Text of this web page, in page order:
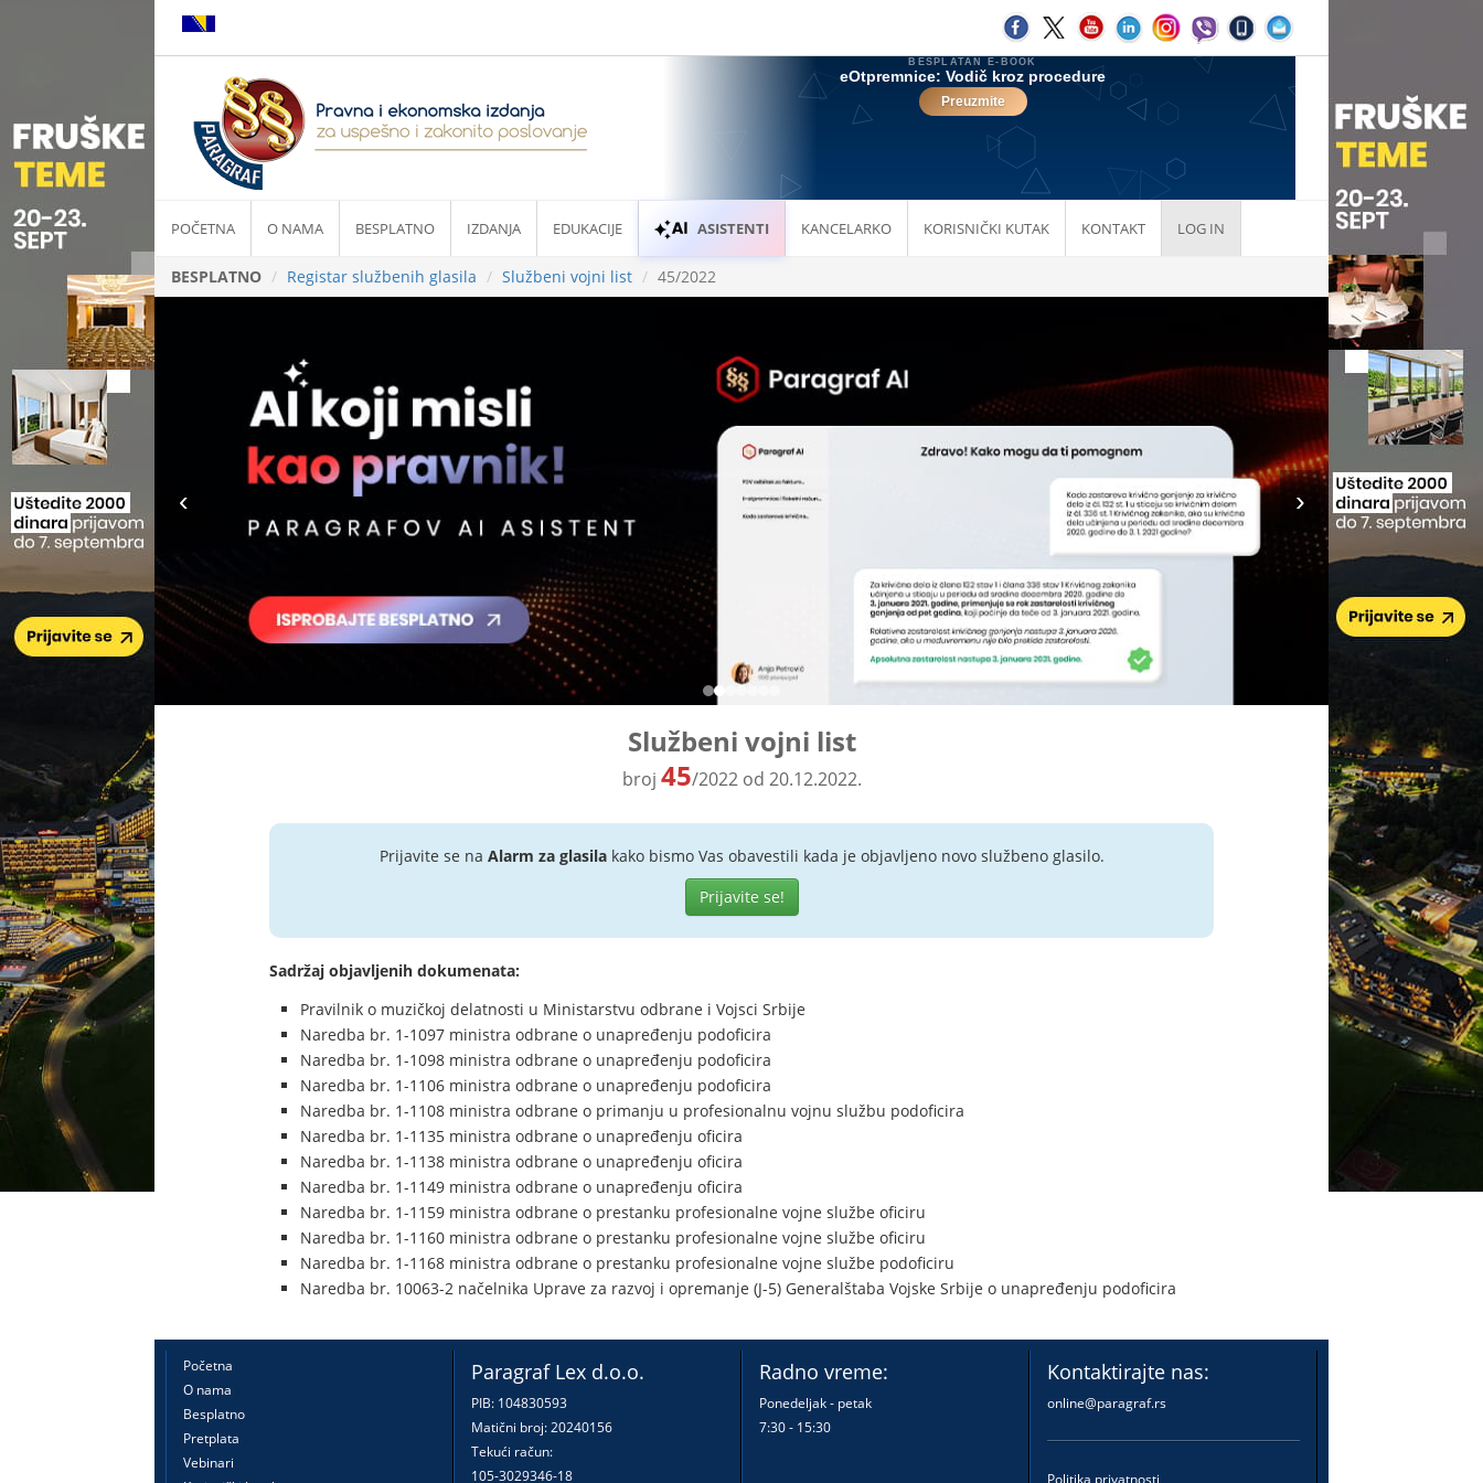
POČETNA O NAMA BESPLATNO IZDANJA EDUKACIJE ASISTENTI KANCELARKO KORISNIČKI KUTAK KONTAKT LOG IN
BESPLATNO Registar službenih glasila Službeni vojni list 45/2022
Službeni vojni list
broj 45/2022 od 20.12.2022.
Prijavite se na Alarm za glasilakako bismo Vas obavestili kada je objavljeno novo službeno glasilo.
Prijavite se!
Sadržaj objavljenih dokumenata:
Pravilnik o muzičkoj delatnosti u Ministarstvu odbrane i Vojsci Srbije
Naredba br. 1-1097 ministra odbrane o unapređenju podoficira
Naredba br. 1-1098 ministra odbrane o unapređenju podoficira
Naredba br. 1-1106 ministra odbrane o unapređenju podoficira
Naredba br. 1-1108 ministra odbrane o primanju u profesionalnu vojnu službu podoficira
Naredba br. 1-1135 ministra odbrane o unapređenju oficira
Naredba br. 1-1138 ministra odbrane o unapređenju oficira
Naredba br. 1-1149 ministra odbrane o unapređenju oficira
Naredba br. 1-1159 ministra odbrane o prestanku profesionalne vojne službe oficiru
Naredba br. 1-1160 ministra odbrane o prestanku profesionalne vojne službe oficiru
Naredba br. 1-1168 ministra odbrane o prestanku profesionalne vojne službe podoficiru
Naredba br. 10063-2 načelnika Uprave za razvoj i opremanje (J-5) Generalštaba Vojske Srbije o unapređenju podoficira
Početna
O nama
Besplatno
Pretplata
Vebinari
Paragraf Lex d.o.o.
PIB: 104830593
Matični broj: 20240156
Tekući račun:
105-3029346-18
Radno vreme:
Ponedeljak - petak
7:30 - 15:30
Kontaktirajte nas:
online@paragraf.rs